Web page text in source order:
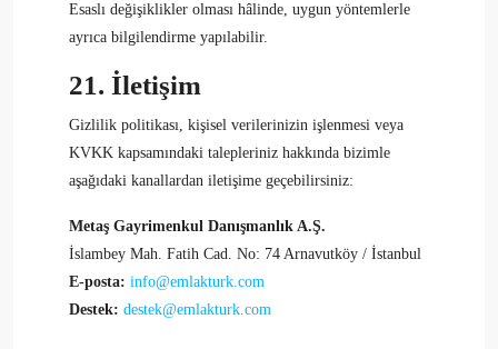
Esaslı değişiklikler olması hâlinde, uygun yöntemlerle
ayrıca bilgilendirme yapılabilir.
21. İletişim
Gizlilik politikası, kişisel verilerinizin işlenmesi veya
KVKK kapsamındaki talepleriniz hakkında bizimle
aşağıdaki kanallardan iletişime geçebilirsiniz:
Metaş Gayrimenkul Danışmanlık A.Ş.
İslambey Mah. Fatih Cad. No: 74 Arnavutköy / İstanbul
E-posta: info@emlakturk.com
Destek: destek@emlakturk.com